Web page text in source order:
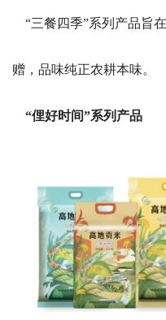
“三餐四季”系列产品旨
赠，品味纯正农耕本味。
“俚好时间”系列产品